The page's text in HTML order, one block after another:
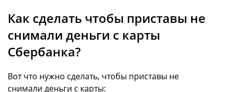
Как сделать чтобы приставы не
снимали деньги с карты
Сбербанка?
Вот что нужно сделать, чтобы приставы не
снимали деньги с карты: